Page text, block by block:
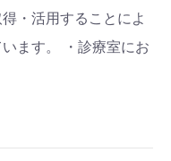
・活用することによ
ます。 ・診療室にお